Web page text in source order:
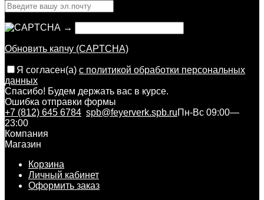
→
Обновить капчу (CAPTCHA)
Я согласен(a) с политикой обработки персональных
данных
Спасибо! Будем держать вас в курсе.
Ошибка отправки формы
+7 (812) 645 6784 spb@feyerverk.spb.ruПн-Вс 09:00—
23:00
Компания
Магазин
Корзина
Личный кабинет
Оформить заказ